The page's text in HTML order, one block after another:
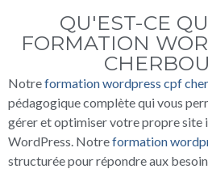
QU'EST-CE
FORMATION
Notreformation wordpress cpf
pédagogique complète qui vous
gérer et optimiser votre propre site
WordPress. Notreformation
structurée pour répondre aux